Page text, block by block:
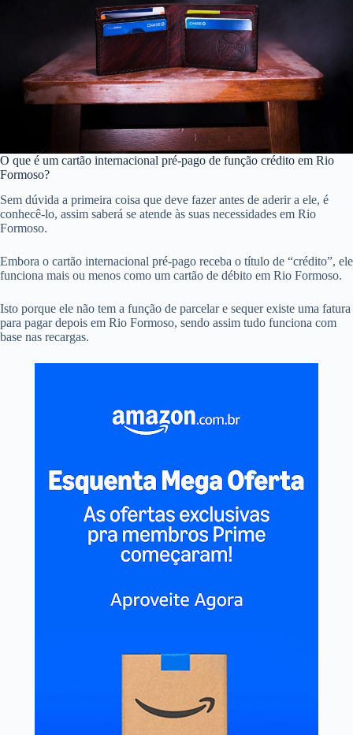
O que é um cartão internacional pré-pago de função crédito em Rio
Formoso?
Sem dúvida a primeira coisa que deve fazer antes de aderir a ele, é
conhecê-lo, assim saberá se atende às suas necessidades em Rio
Formoso.
Embora o cartão internacional pré-pago receba o título de “crédito”, ele
funciona mais ou menos como um cartão de débito em Rio Formoso.
Isto porque ele não tem a função de parcelar e sequer existe uma fatura
para pagar depois em Rio Formoso, sendo assim tudo funciona com
base nas recargas.